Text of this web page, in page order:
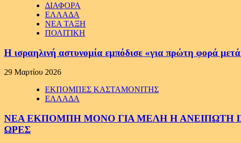
ΔΙΑΦΟΡΑ
ΕΛΛΑΔΑ
ΝΕΑ ΤΑΞΗ
ΠΟΛΙΤΙΚΗ
Η ισραηλινή αστυνομία εμπόδισε «για πρώτη φορά
29 Μαρτίου 2026
ΕΚΠΟΜΠΕΣ ΚΑΣΤΑΜΟΝΙΤΗΣ
ΕΛΛΑΔΑ
ΝΕΑ ΕΚΠΟΜΠΗ ΜΟΝΟ ΓΙΑ ΜΕΛΗ Η ΑΝΕΙΠΩΤΗ
ΩΡΕΣ